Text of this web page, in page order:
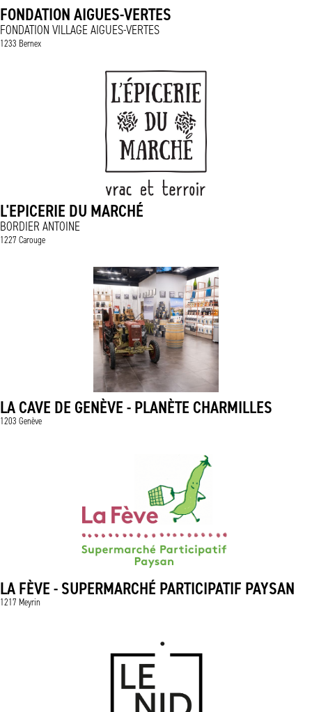
FONDATION AIGUES-VERTES
FONDATION VILLAGE AIGUES-VERTES
1233 Bernex
L'EPICERIE DU MARCHÉ
BORDIER ANTOINE
1227 Carouge
LA CAVE DE GENÈVE - PLANÈTE CHARMILLES
1203 Genève
LA FÈVE - SUPERMARCHÉ PARTICIPATIF PAYSAN
1217 Meyrin